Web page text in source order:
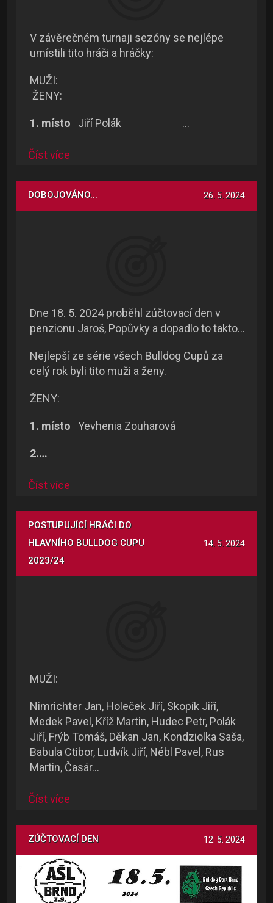
V závěrečném turnaji sezóny se nejlépe
umístili tito hráči a hráčky:
MUŽI:
ŽENY:
1. místo Jiří Polák …
Číst více
DOBOJOVÁNO... 26. 5. 2024
Dne 18. 5. 2024 proběhl zúčtovací den v
penzionu Jaroš, Popůvky a dopadlo to takto...
Nejlepší ze série všech Bulldog Cupů za
celý rok byli tito muži a ženy.
ŽENY:
1. místo Yevhenia Zouharová
2.…
Číst více
POSTUPUJÍCÍ HRÁČI DO
HLAVNÍHO BULLDOG CUPU
2023/24
14. 5. 2024
MUŽI:
Nimrichter Jan, Holeček Jiří, Skopík Jiří,
Medek Pavel, Kříž Martin, Hudec Petr, Polák
Jiří, Frýb Tomáš, Děkan Jan, Kondziolka Saša,
Babula Ctibor, Ludvík Jiří, Nébl Pavel, Rus
Martin, Časár…
Číst více
ZÚČTOVACÍ DEN 12. 5. 2024